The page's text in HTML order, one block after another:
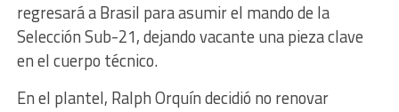
regresará a Brasil para asumir el mando de la
Selección Sub-21, dejando vacante una pieza clave
en el cuerpo técnico.
En el plantel, Ralph Orquín decidió no renovar